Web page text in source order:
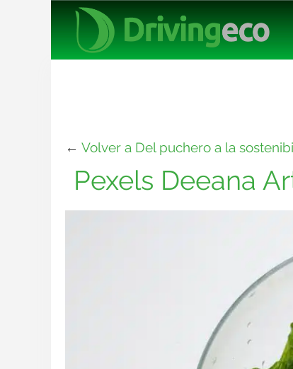
← Volver a Del puchero a la
Pexels Deeana